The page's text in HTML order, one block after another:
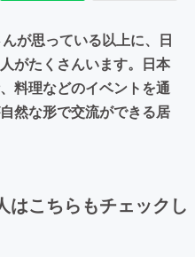
が思っている以上に、日
がたくさんいます。日本
料理などのイベントを通
然な形で交流ができる居
はこちらもチェックし